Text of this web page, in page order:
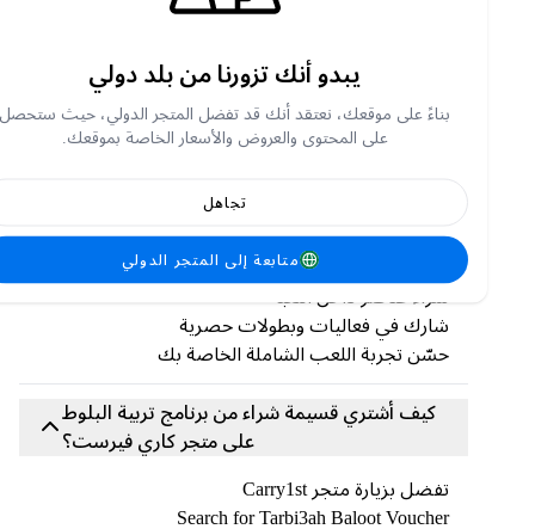
بالميزات والمحتوى المميز دون الحاجة إلى ربط بطاقة
بنكية بحسابك مباشرةً.
يمكنك استبدال قسيمتك للحصول على عملة أو رصيد
داخل اللعبة، والذي يمكن استخدامه في:
افتح الميزات المميزة
شارك في فعاليات وبطولات حصرية
حسّن تجربة اللعب الشاملة الخاصة بك
كيف أشتري قسيمة شراء من برنامج تربية البلوط
على متجر كاري فيرست؟
تفضل بزيارة متجر Carry1st
Search for Tarbi3ah Baloot Voucher
يبدو أنك تزورنا من بلد دولي
بناءً على موقعك، نعتقد أنك قد تفضل المتجر الدولي، حيث ستحصل
على المحتوى والعروض والأسعار الخاصة بموقعك.
متابعة إلى المتجر الدولي